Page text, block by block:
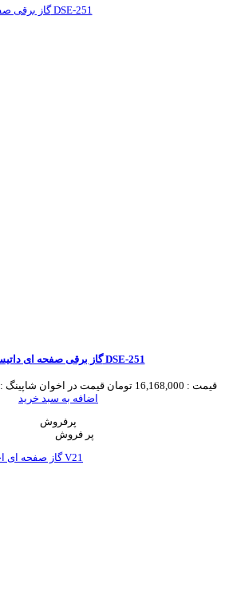
گاز برقی صفحه ای داتیس مدل DSE-251
قیمت : 16,168,000 تومان قیمت در اخوان شاپینگ :
اضافه به سبد خرید
پرفروش